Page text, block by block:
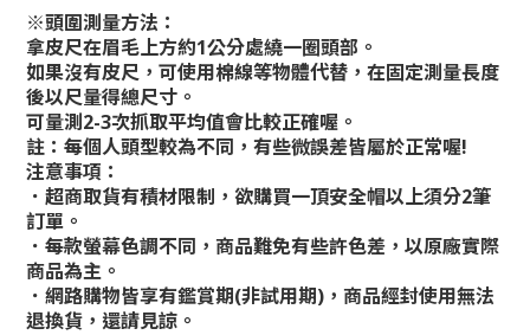
※頭圍測量方法：
拿皮尺在眉毛上方約1公分處繞一圈頭部。
如果沒有皮尺，可使用棉線等物體代替，在固定測量長度
後以尺量得總尺寸。
可量測2-3次抓取平均值會比較正確喔。
註：每個人頭型較為不同，有些微誤差皆屬於正常喔!
注意事項：
．超商取貨有積材限制，欲購買一頂安全帽以上須分2筆
訂單。
．每款螢幕色調不同，商品難免有些許色差，以原廠實際
商品為主。
．網路購物皆享有鑑賞期(非試用期)，商品經封使用無法
退換貨，還請見諒。